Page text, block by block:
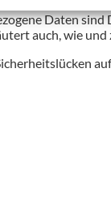
Daten
auch, wie und